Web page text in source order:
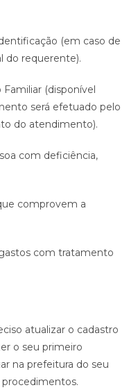
(em caso de
do requerente).
(disponível
será efetuado pelo
do atendimento).
com deficiência,
comprovem a
com tratamento
atualizar o cadastro
o seu primeiro
na prefeitura do seu